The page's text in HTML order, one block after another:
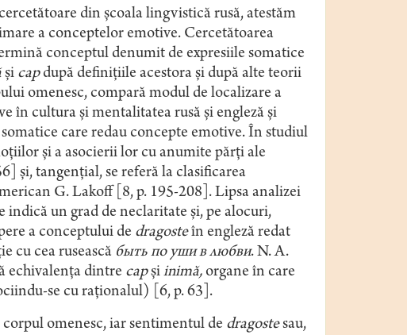
din şcoala lingvistică rusă, atestăm
a conceptelor emotive. Cercetătoarea
conceptul denumit de expresiile somatice
şi capdupă definiţiile acestora şi după alte teorii
omenesc, compară modul de localizare a
în cultura şi mentalitatea rusă şi engleză şi
care redau concepte emotive. În studiul
şi a asocierii lor cu anumite părţi ale
şi, tangenţial, se referă la clasificarea
G. Lakoff [8, p. 195-208]. Lipsa analizei
indică un grad de neclaritate şi, pe alocuri,
a conceptului de dragosteîn engleză redat
cu cea rusească быть по уши в любви. N. А.
echivalenţa dintre capşiinimă,organe în care
se cu raţionalul) [6, p. 63].
omenesc, iar sentimentul de dragostesau,